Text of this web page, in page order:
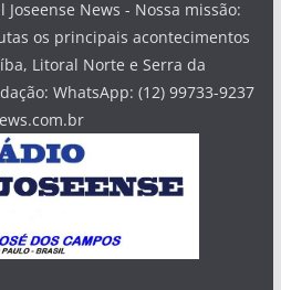
News - Nossa missão:
os principais acontecimentos
Litoral Norte e Serra da
WhatsApp: (12) 99733-9237